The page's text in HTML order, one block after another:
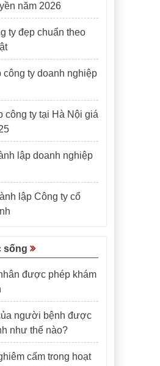
năm 2026
ty đẹp chuẩn theo
ty doanh nghiệp
công ty tại Hà Nội giá
lập doanh nghiệp
lập Công ty cổ
sống
được phép khám
người bệnh được
như thế nào?
cấm trong hoạt